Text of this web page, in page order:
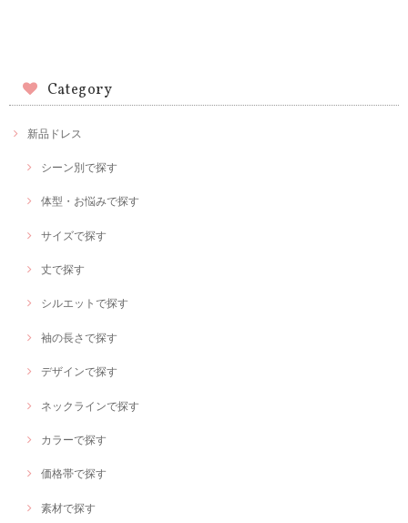
Category
新品ドレス
シーン別で探す
体型・お悩みで探す
サイズで探す
丈で探す
シルエットで探す
袖の長さで探す
デザインで探す
ネックラインで探す
カラーで探す
価格帯で探す
素材で探す